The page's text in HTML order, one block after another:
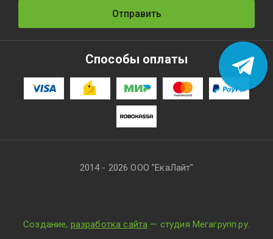
Отправить
Способы оплаты
2014 - 2026 ООО "ЕкаЛайт"
Создание, разработка сайта — студия Мегагрупп.ру.